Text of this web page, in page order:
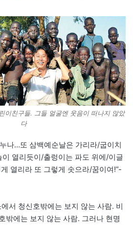
이친구들. 그들 얼굴엔 웃음이 떠나지 않았
다
나…또 삼백예순날은 가리라/굽이치
열리듯이/출렁이는 파도 위에/이글
열리라 또 그렇게 솟으라/꿈이여!”-
서 청신호밖에는 보지 않는 사람. 비
밖에는 보지 않는 사람. 그러나 현명